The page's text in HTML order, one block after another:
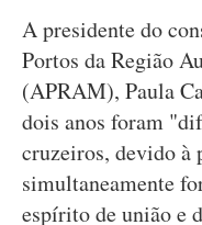
A presidente do
Portos da Região
(APRAM), Paula
dois anos foram
cruzeiros, devido à
simultaneamente
espírito de união e